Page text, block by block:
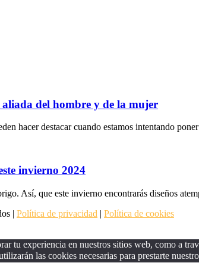
del hombre y de la mujer
hacer destacar cuando estamos intentando
invierno 2024
Así, que este invierno encontrarás diseños
| Política de privacidad | Política de cookies
tu experiencia en nuestros sitios web, como a
las cookies necesarias para prestarte